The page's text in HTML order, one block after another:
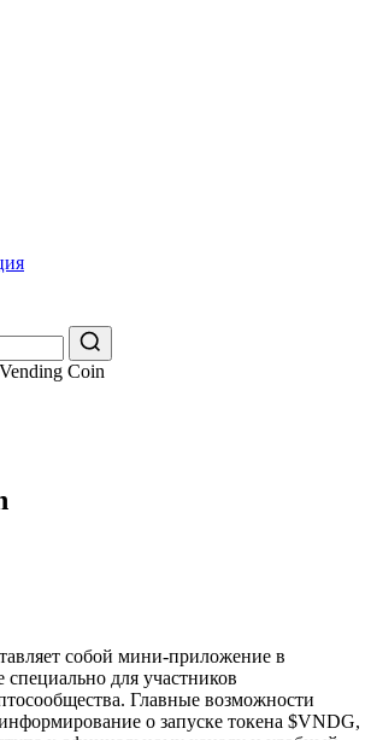
Vending Coin
собой мини-приложение в
специально для участников
Главные возможности
о запуске токена $VNDG,